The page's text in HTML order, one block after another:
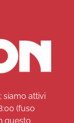
siamo attivi
(fuso
questo